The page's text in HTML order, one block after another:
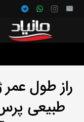
راز طول
طبیعی پرس